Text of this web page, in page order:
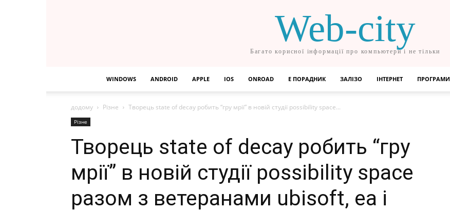
Web-city
Багато корисної інформації про компьютери і не тільки
WINDOWS ANDROID APPLE IOS ONROAD Е ПОРАДНИК ЗАЛІЗО ІНТЕРНЕТ ПРОГРАМИ
додому Різне Творець state of decay робить “гру мрії” в новій студії possibility space...
Різне
Творець state of decay робить “гру
мрії” в новій студії possibility space
разом з ветеранами ubisoft, ea і